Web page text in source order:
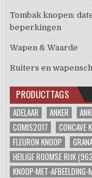
Tombak knopen:
beperkingen
Wapen & Waarde
Ruiters en
PRODUCTTAGS
ADELAAR ANKER
COMIS2017
CONCAVE
FLEURON KNOOP
HEILIGE ROOMSE RIJK
KNOOP-MET-AFBEELDING-